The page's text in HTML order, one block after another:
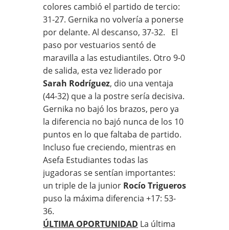
colores cambió el partido de tercio:
31-27. Gernika no volvería a ponerse
por delante. Al descanso, 37-32. El
paso por vestuarios sentó de
maravilla a las estudiantiles. Otro 9-0
de salida, esta vez liderado por
Sarah Rodríguez, dio una ventaja
(44-32) que a la postre sería decisiva.
Gernika no bajó los brazos, pero ya
la diferencia no bajó nunca de los 10
puntos en lo que faltaba de partido.
Incluso fue creciendo, mientras en
Asefa Estudiantes todas las
jugadoras se sentían importantes:
un triple de la junior Rocío Trigueros
puso la máxima diferencia +17: 53-
36.
ÚLTIMA OPORTUNIDAD La última